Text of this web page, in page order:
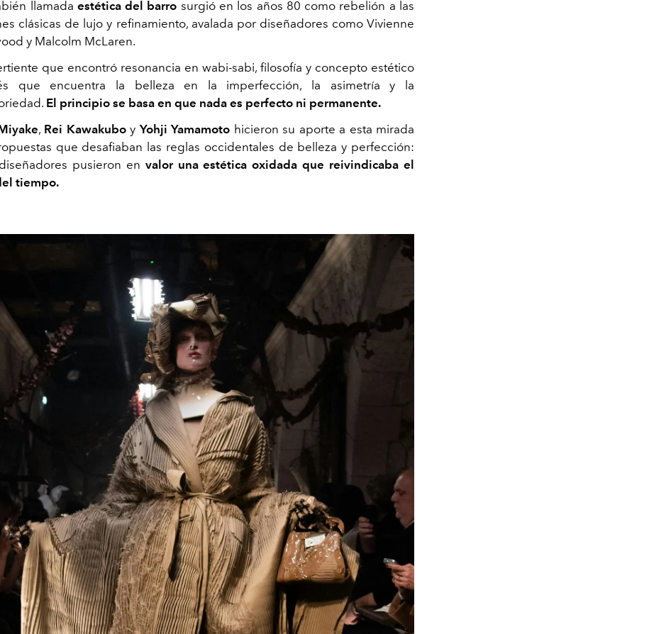
llamada estética del barro surgió en los años 80 como rebelión a las
clásicas de lujo y refinamiento, avalada por diseñadores como Vivienne
y Malcolm McLaren.
que encontró resonancia en wabi-sabi, filosofía y concepto estético
que encuentra la belleza en la imperfección, la asimetría y la
El principio se basa en que nada es perfecto ni permanente.
, Rei Kawakuboy Yohji Yamamoto hicieron su aporte a esta mirada
que desafiaban las reglas occidentales de belleza y perfección:
pusieron en valor una estética oxidada que reivindicaba el
tiempo.